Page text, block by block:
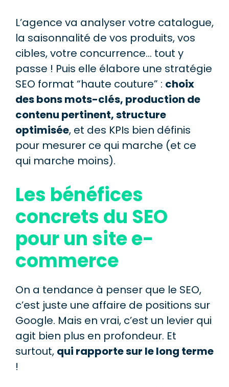
L’agence va analyser votre catalogue,
la saisonnalité de vos produits, vos
cibles, votre concurrence… tout y
passe ! Puis elle élabore une stratégie
SEO format “haute couture” : choix
des bons mots-clés, production de
contenu pertinent, structure
optimisée, et des KPIs bien définis
pour mesurer ce qui marche (et ce
qui marche moins).
Les bénéfices
concrets du SEO
pour un site e-
commerce
On a tendance à penser que le SEO,
c’est juste une affaire de positions sur
Google. Mais en vrai, c’est un levier qui
agit bien plus en profondeur. Et
surtout, qui rapporte sur le long terme
!